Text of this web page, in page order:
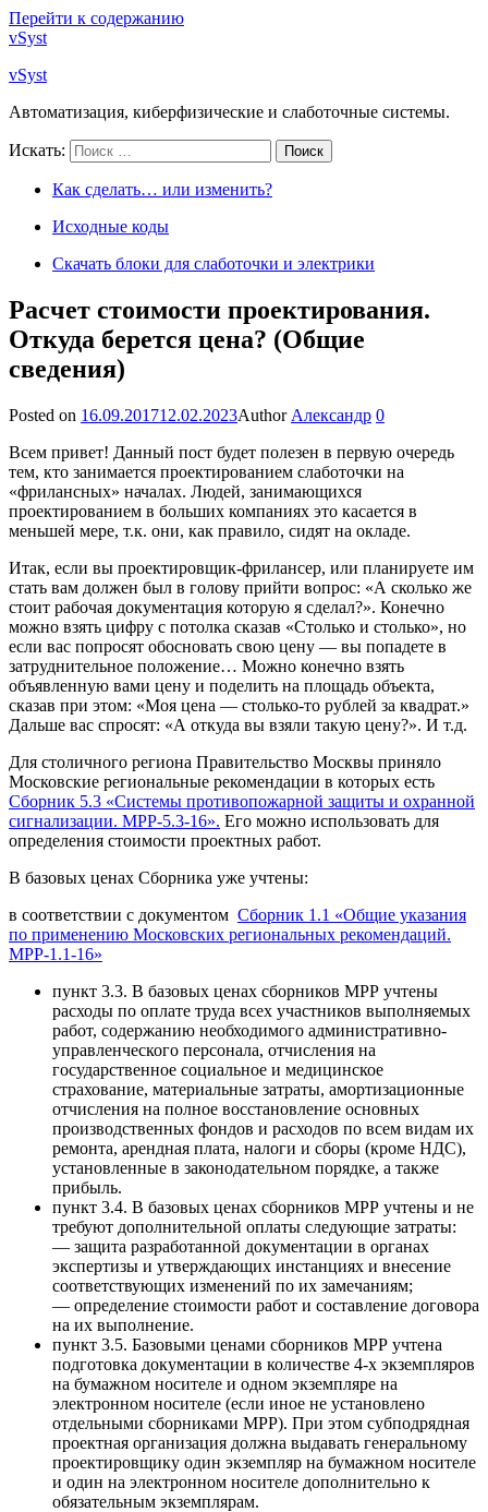
Перейти к содержанию
vSyst
vSyst
Автоматизация, киберфизические и слаботочные системы.
Искать: Поиск
Как сделать… или изменить?
Исходные коды
Скачать блоки для слаботочки и электрики
Расчет стоимости проектирования.
Откуда берется цена? (Общие
сведения)
Posted on 16.09.201712.02.2023Author Александр 0
Всем привет! Данный пост будет полезен в первую очередь
тем, кто занимается проектированием слаботочки на
«фрилансных» началах. Людей, занимающихся
проектированием в больших компаниях это касается в
меньшей мере, т.к. они, как правило, сидят на окладе.
Итак, если вы проектировщик-фрилансер, или планируете им
стать вам должен был в голову прийти вопрос: «А сколько же
стоит рабочая документация которую я сделал?». Конечно
можно взять цифру с потолка сказав «Столько и столько», но
если вас попросят обосновать свою цену — вы попадете в
затруднительное положение… Можно конечно взять
объявленную вами цену и поделить на площадь объекта,
сказав при этом: «Моя цена — столько-то рублей за квадрат.»
Дальше вас спросят: «А откуда вы взяли такую цену?». И т.д.
Для столичного региона Правительство Москвы приняло
Московские региональные рекомендации в которых есть
Сборник 5.3 «Системы противопожарной защиты и охранной
сигнализации. МРР-5.3-16». Его можно использовать для
определения стоимости проектных работ.
В базовых ценах Сборника уже учтены:
в соответствии с документом Сборник 1.1 «Общие указания
по применению Московских региональных рекомендаций.
МРР-1.1-16»
пункт 3.3. В базовых ценах сборников МРР учтены
расходы по оплате труда всех участников выполняемых
работ, содержанию необходимого административно-
управленческого персонала, отчисления на
государственное социальное и медицинское
страхование, материальные затраты, амортизационные
отчисления на полное восстановление основных
производственных фондов и расходов по всем видам их
ремонта, арендная плата, налоги и сборы (кроме НДС),
установленные в законодательном порядке, а также
прибыль.
пункт 3.4. В базовых ценах сборников МРР учтены и не
требуют дополнительной оплаты следующие затраты:
— защита разработанной документации в органах
экспертизы и утверждающих инстанциях и внесение
соответствующих изменений по их замечаниям;
— определение стоимости работ и составление договора
на их выполнение.
пункт 3.5. Базовыми ценами сборников МРР учтена
подготовка документации в количестве 4-х экземпляров
на бумажном носителе и одном экземпляре на
электронном носителе (если иное не установлено
отдельными сборниками МРР). При этом субподрядная
проектная организация должна выдавать генеральному
проектировщику один экземпляр на бумажном носителе
и один на электронном носителе дополнительно к
обязательным экземплярам.